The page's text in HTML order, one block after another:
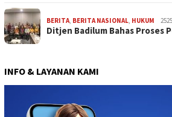
BERITA BERITA NASIONAL HUKUM
Ditjen Badilum Bahas Proses
INFO & LAYANAN KAMI